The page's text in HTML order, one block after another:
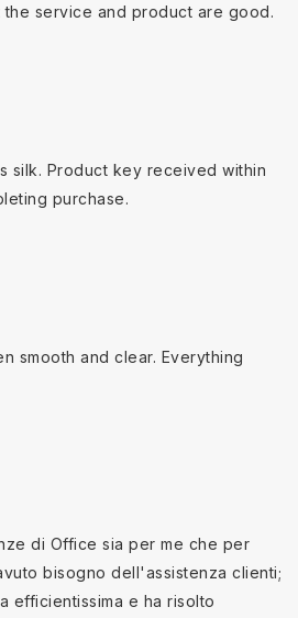
the service and product are good.
silk. Product key received within
purchase.
smooth and clear. Everything
di Office sia per me che per
bisogno dell'assistenza clienti;
efficientissima e ha risolto